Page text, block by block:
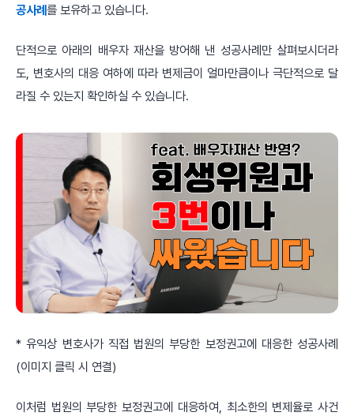
공사례를 보유하고 있습니다.
단적으로 아래의 배우자 재산을 방어해 낸 성공사례만 살펴보시더라
도, 변호사의 대응 여하에 따라 변제금이 얼마만큼이나 극단적으로 달
라질 수 있는지 확인하실 수 있습니다.
* 유익상 변호사가 직접 법원의 부당한 보정권고에 대응한 성공사례
(이미지 클릭 시 연결)
이처럼 법원의 부당한 보정권고에 대응하여, 최소한의 변제율로 사건